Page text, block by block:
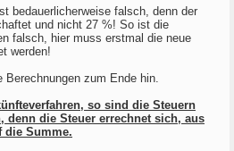
bedauerlicherweise falsch, denn der
und nicht 27 %! So ist die
falsch, hier muss erstmal die neue
werden!
Berechnungen zum Ende hin.
so sind die Steuern
denn die Steuer errechnet sich, aus
die Summe.